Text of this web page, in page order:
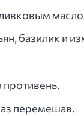
базилик и
противень.
перемешав.